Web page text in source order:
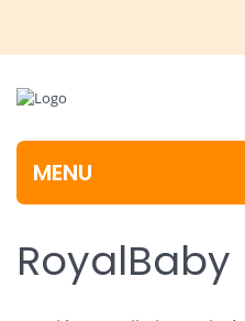
MENU
RoyalBaby